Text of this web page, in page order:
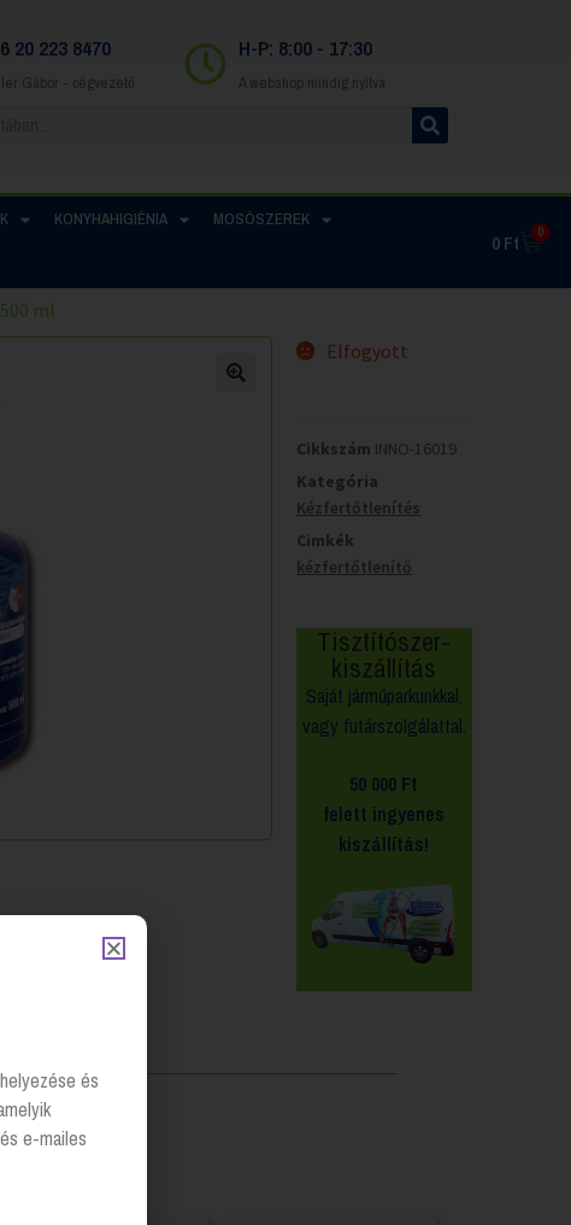
20 223 8470
Gábor - cégvezető
H-P: 8:00 - 17:30
A webshop mindig nyitva
KONYHAHIGIÉNIA MOSÓSZEREK
0Ft 0
ml
Elfogyott
Cikkszám INNO-16019
Kategória
Kézfertőtlenítés
Cimkék
kézfertőtlenítő
Tisztítószer-
kiszállítás
Saját járműparkunkkal,
vagy futárszolgálattal.
50 000 Ft
felett ingyenes
kiszállítás!
és
e-mailes